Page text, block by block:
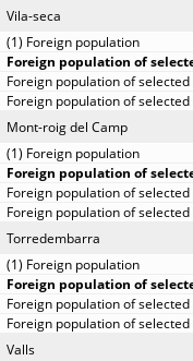
Vila-seca
Mont-roig del Camp
Torredembarra
Valls